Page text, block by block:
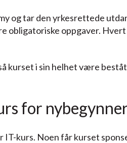
og tar den yrkesrettede
obligatoriske oppgaver.
kurset i sin helhet være
for
kurs. Noen får kurset